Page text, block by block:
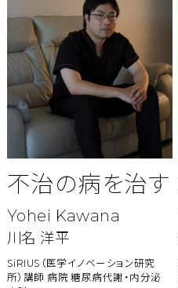
不治の病を治す
Yohei Kawana
川名 洋平
SiRIUS（医学イノベーション研究
所）講師病院 糖尿病代謝・内分泌